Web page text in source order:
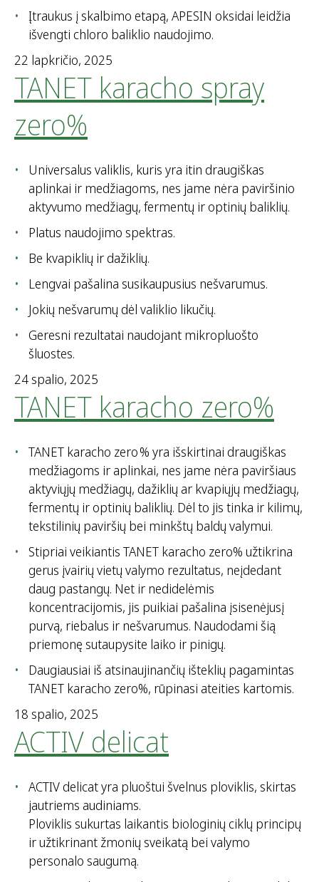
Įtraukus į skalbimo etapą, APESIN oksidai leidžia
išvengti chloro baliklio naudojimo.
22 lapkričio, 2025
TANET karacho spray
zero%
Universalus valiklis, kuris yra itin draugiškas
aplinkai ir medžiagoms, nes jame nėra paviršinio
aktyvumo medžiagų, fermentų ir optinių baliklių.
Platus naudojimo spektras.
Be kvapiklių ir dažiklių.
Lengvai pašalina susikaupusius nešvarumus.
Jokių nešvarumų dėl valiklio likučių.
Geresni rezultatai naudojant mikropluošto
šluostes.
24 spalio, 2025
TANET karacho zero%
TANET karacho zero % yra išskirtinai draugiškas
medžiagoms ir aplinkai, nes jame nėra paviršiaus
aktyviųjų medžiagų, dažiklių ar kvapiųjų medžiagų,
fermentų ir optinių baliklių. Dėl to jis tinka ir kilimų,
tekstilinių paviršių bei minkštų baldų valymui.
Stipriai veikiantis TANET karacho zero% užtikrina
gerus įvairių vietų valymo rezultatus, neįdedant
daug pastangų. Net ir nedidelėmis
koncentracijomis, jis puikiai pašalina įsisenėjusį
purvą, riebalus ir nešvarumus. Naudodami šią
priemonę sutaupysite laiko ir pinigų.
Daugiausiai iš atsinaujinančių išteklių pagamintas
TANET karacho zero%, rūpinasi ateities kartomis.
18 spalio, 2025
ACTIV delicat
ACTIV delicat yra pluoštui švelnus ploviklis, skirtas
jautriems audiniams.
Ploviklis sukurtas laikantis biologinių ciklų principų
ir užtikrinant žmonių sveikatą bei valymo
personalo saugumą.